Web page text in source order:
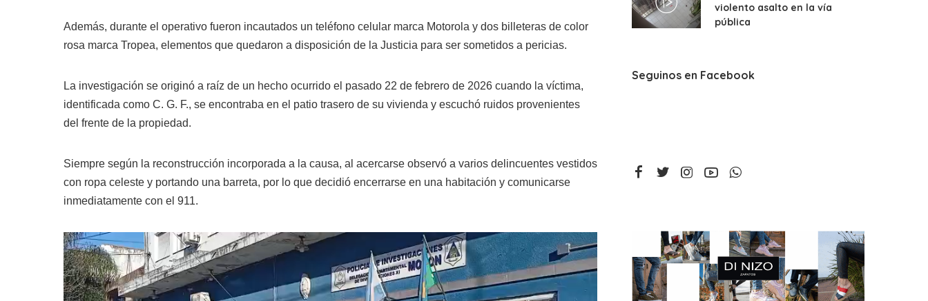
Además, durante el operativo fueron incautados un teléfono celular marca Motorola y dos billeteras de color
rosa marca Tropea, elementos que quedaron a disposición de la Justicia para ser sometidos a pericias.
La investigación se originó a raíz de un hecho ocurrido el pasado 22 de febrero de 2026 cuando la víctima,
identificada como C. G. F., se encontraba en el patio trasero de su vivienda y escuchó ruidos provenientes
del frente de la propiedad.
Siempre según la reconstrucción incorporada a la causa, al acercarse observó a varios delincuentes vestidos
con ropa celeste y portando una barreta, por lo que decidió encerrarse en una habitación y comunicarse
inmediatamente con el 911.
Reproductor
de
video
violento asalto en la vía
pública
Seguinos en Facebook